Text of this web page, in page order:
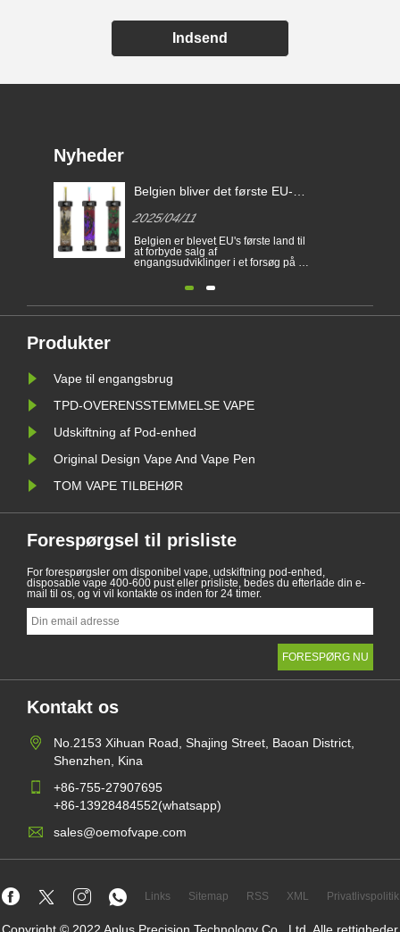
Indsend
Nyheder
Belgien bliver det første EU-
cigaretter
2025/04/11
Belgien er blevet EU's første land til
at forbyde salg af
engangsudviklinger i et forsøg på at
af nikotin og for at beskytte miljøet.
cigaretter er forbudt i Belgien på
sundheds- og miljømæssige grunde
Produkter
Vape til engangsbrug
TPD-OVERENSSTEMMELSE VAPE
Udskiftning af Pod-enhed
Original Design Vape And Vape Pen
TOM VAPE TILBEHØR
Forespørgsel til prisliste
For forespørgsler om disponibel vape, udskiftning pod-enhed,
disposable vape 400-600 pust eller prisliste, bedes du efterlade din e-
mail til os, og vi vil kontakte os inden for 24 timer.
Kontakt os
No.2153 Xihuan Road, Shajing Street, Baoan District,
Shenzhen, Kina
+86-755-27907695
+86-13928484552(whatsapp)
sales@oemofvape.com
Links Sitemap RSS XML Privatlivspolitik